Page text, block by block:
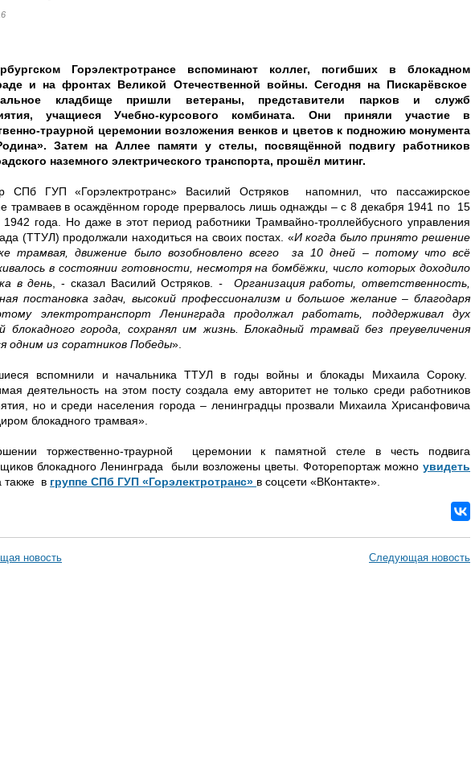
Горэлектротрансе вспоминают коллег, погибших в блокадном
и на фронтах Великой Отечественной войны. Сегодня на Пискарёвское
кладбище пришли ветераны, представители парков и служб
учащиеся Учебно-курсового комбината. Они приняли участие в
траурной церемонии возложения венков и цветов к подножию монумента
Затем на Аллее памяти у стелы, посвящённой подвигу работников
наземного электрического транспорта, прошёл митинг.
СПб ГУП «Горэлектротранс» Василий Остряков напомнил, что пассажирское
трамваев в осаждённом городе прервалось лишь однажды – с 8 декабря 1941 по 15
года. Но даже в этот период работники Трамвайно-троллейбусного управления
(ТТУЛ) продолжали находиться на своих постах. «И когда было принято решение
трамвая, движение было возобновлено всего за 10 дней – потому что всё
в состоянии готовности, несмотря на бомбёжки, число которых доходило
в день , - сказал Василий Остряков. - Организация работы, ответственность,
постановка задач, высокий профессионализм и большое желание – благодаря
электротранспорт Ленинграда продолжал работать, поддерживал дух
блокадного города, сохранял им жизнь. Блокадный трамвай без преувеличения
одним из соратников Победы».
вспомнили и начальника ТТУЛ в годы войны и блокады Михаила Сороку.
деятельность на этом посту создала ему авторитет не только среди работников
но и среди населения города – ленинградцы прозвали Михаила Хрисанфовича
блокадного трамвая».
торжественно-траурной церемонии к памятной стеле в честь подвига
блокадного Ленинграда были возложены цветы. Фоторепортаж можно увидеть
также в группе СПб ГУП «Горэлектротранс» в соцсети «ВКонтакте».
новость Следующая новость